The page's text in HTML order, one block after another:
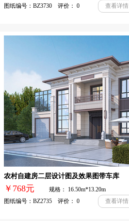
图纸编号：BZ3730 评价： 0
查看详情
农村自建房二层设计图及效果图带车库
￥768元
规格： 16.50m*13.20m
图纸编号：BZ2735 评价： 0
查看详情